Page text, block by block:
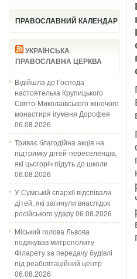
ПРАВОСЛАВНИЙ КАЛЕНДАР
УКРАЇНСЬКА
ПРАВОСЛАВНА ЦЕРКВА
Відійшла до Господа
настоятелька Крупицького
Свято-Миколаївського жіночого
монастиря ігуменя Дорофея
06.08.2026
Триває благодійна акція на
підтримку дітей-переселенців,
які цьогоріч підуть до школи
06.08.2026
У Сумській єпархії відспівали
дітей, які загинули внаслідок
російського удару06.08.2026
Міський голова Львова
подякував митрополиту
Філарету за передачу будівлі
під реабілітаційний центр
06.08.2026